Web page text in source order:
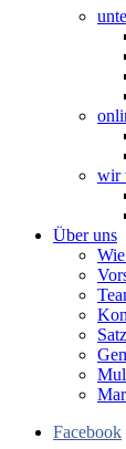
wir
Über uns
Facebook